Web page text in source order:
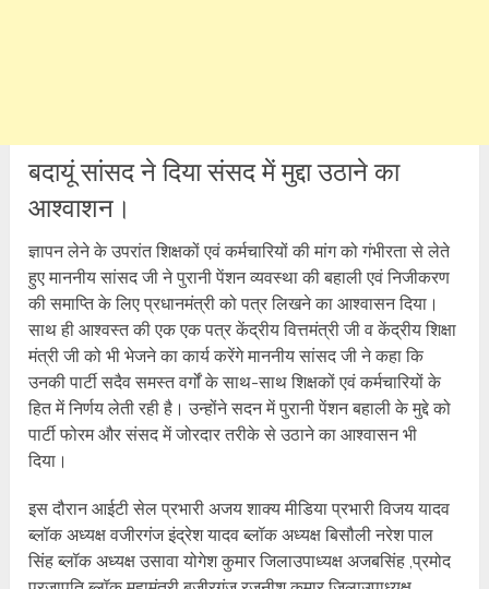
बदायूं सांसद ने दिया संसद में मुद्दा उठाने का
आश्वाशन।
ज्ञापन लेने के उपरांत शिक्षकों एवं कर्मचारियों की मांग को गंभीरता से लेते
हुए माननीय सांसद जी ने पुरानी पेंशन व्यवस्था की बहाली एवं निजीकरण
की समाप्ति के लिए प्रधानमंत्री को पत्र लिखने का आश्वासन दिया।
साथ ही आश्वस्त की एक एक पत्र केंद्रीय वित्तमंत्री जी व केंद्रीय शिक्षा
मंत्री जी को भी भेजने का कार्य करेंगे माननीय सांसद जी ने कहा कि
उनकी पार्टी सदैव समस्त वर्गों के साथ-साथ शिक्षकों एवं कर्मचारियों के
हित में निर्णय लेती रही है। उन्होंने सदन में पुरानी पेंशन बहाली के मुद्दे को
पार्टी फोरम और संसद में जोरदार तरीके से उठाने का आश्वासन भी
दिया।
इस दौरान आईटी सेल प्रभारी अजय शाक्य मीडिया प्रभारी विजय यादव
ब्लॉक अध्यक्ष वजीरगंज इंद्रेश यादव ब्लॉक अध्यक्ष बिसौली नरेश पाल
सिंह ब्लॉक अध्यक्ष उसावा योगेश कुमार जिलाउपाध्यक्ष अजबसिंह ,प्रमोद